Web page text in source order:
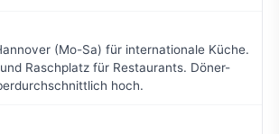
(Mo-Sa) für internationale Küche.
Raschplatz für Restaurants. Döner-
hoch.